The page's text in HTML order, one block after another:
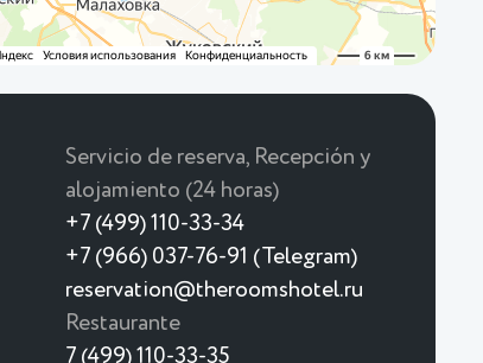
Servicio de reserva, Recepción y
alojamiento (24 horas)
+7 (499) 110-33-34
+7 (966) 037-76-91 (Telegram)
reservation@theroomshotel.ru
Restaurante
7 (499) 110-33-35